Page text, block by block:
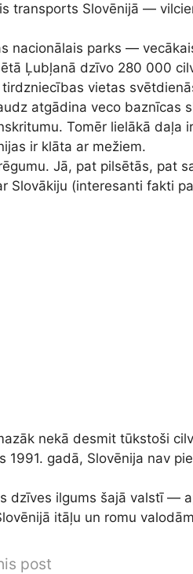
transports Slovēnijā —
nacionālais parks —
Ļubļanā dzīvo 280 000
vietas
atgādina veco baznīcas
Tomēr lielākā daļa
ir klāta ar mežiem.
Jā, pat pilsētās, pat
Slovākiju (interesanti fakti
nekā desmit tūkstoši
1991. gadā, Slovēnija nav
dzīves ilgums šajā valstī —
itāļu un romu
post